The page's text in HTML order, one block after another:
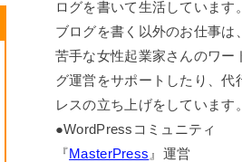
ログを書いて生活しています。
ブログを書く以外のお仕事は
苦手な女性起業家さんのワー
グ運営をサポートしたり、代
レスの立ち上げをしています。
●WordPressコミュニティ
『MasterPress 』運営